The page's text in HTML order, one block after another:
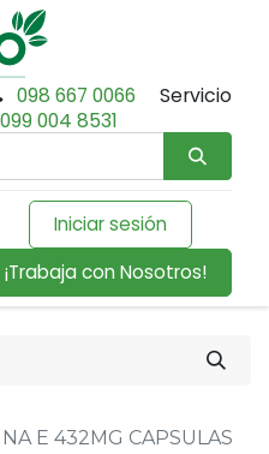
098 667 0066
Servicio
099 004 8531
Iniciar sesión
¡Trabaja con Nosotros!
E 432MG CAPSULAS